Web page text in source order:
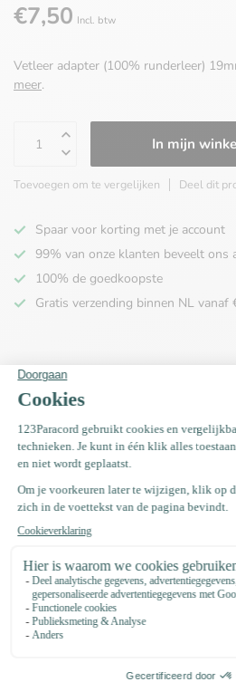
€7,50 Incl. btw
Vetleer adapter (100% runderleer)
meer.
In mijn
Toevoegen om te vergelijken Deel dit
Spaar voor korting met je account
99% van onze klanten beveelt ons
100% de goedkoopste
Gratis verzending binnen NL vanaf
Productomschrijving
Recent bekeken